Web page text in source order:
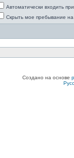
Автоматически входить
Скрыть мое пребывание
Создано на основе